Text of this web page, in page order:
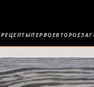
РЕЦЕПТЫПЕРВОЕВТОРОЕ